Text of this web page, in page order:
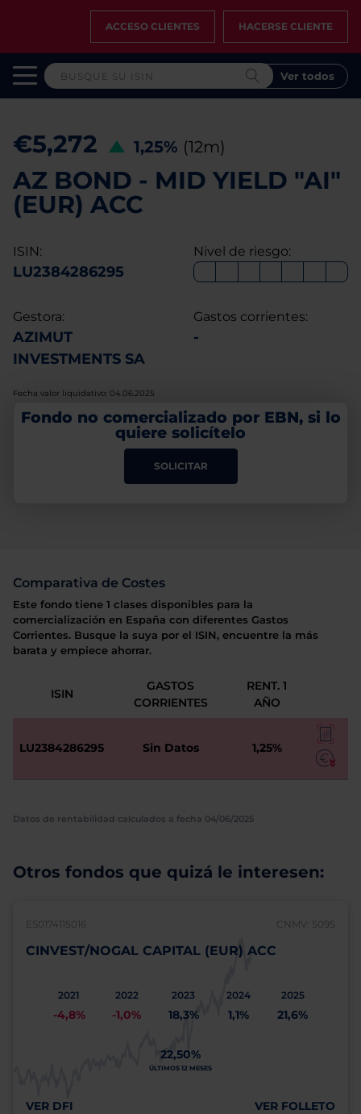
ACCESO CLIENTES HACERSE CLIENTE
Ver todos
€5,272 1,25% (12m)
AZ BOND - MID YIELD "AI"
(EUR) ACC
ISIN:
LU2384286295
Nivel de riesgo:
Gestora:
AZIMUT
INVESTMENTS SA
Gastos corrientes:
-
Fecha valor liquidativo: 04.06.2025
Fondo no comercializado por EBN, si lo
quiere solicítelo
SOLICITAR
Comparativa de Costes
Este fondo tiene 1 clases disponibles para la
comercialización en España con diferentes Gastos
Corrientes. Busque la suya por el ISIN, encuentre la más
barata y empiece ahorrar.
ISIN
GASTOS
CORRIENTES
RENT. 1
AÑO
LU2384286295 Sin Datos 1,25%
Datos de rentabilidad calculados a fecha 04/06/2025
Otros fondos que quizá le interesen:
ES0174115016 CNMV: 5095
CINVEST/NOGAL CAPITAL (EUR) ACC
2021
-4,8%
2022
-1,0%
2023
18,3%
2024
1,1%
2025
21,6%
22,50%
ÚLTIMOS 12 MESES
VER DFI VER FOLLETO